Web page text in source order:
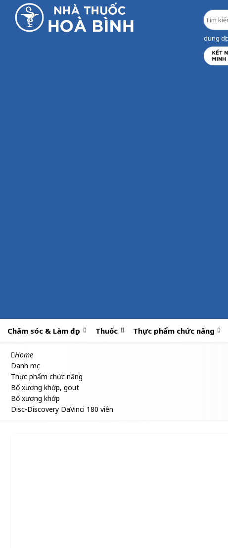
dung
Chăm sóc & Làm đẹp Thuốc Thực phẩm chức năng
Home
Danh mục
Thực phẩm chức năng
Bổ xương khớp, gout
Bổ xương khớp
Disc-Discovery DaVinci 180 viên